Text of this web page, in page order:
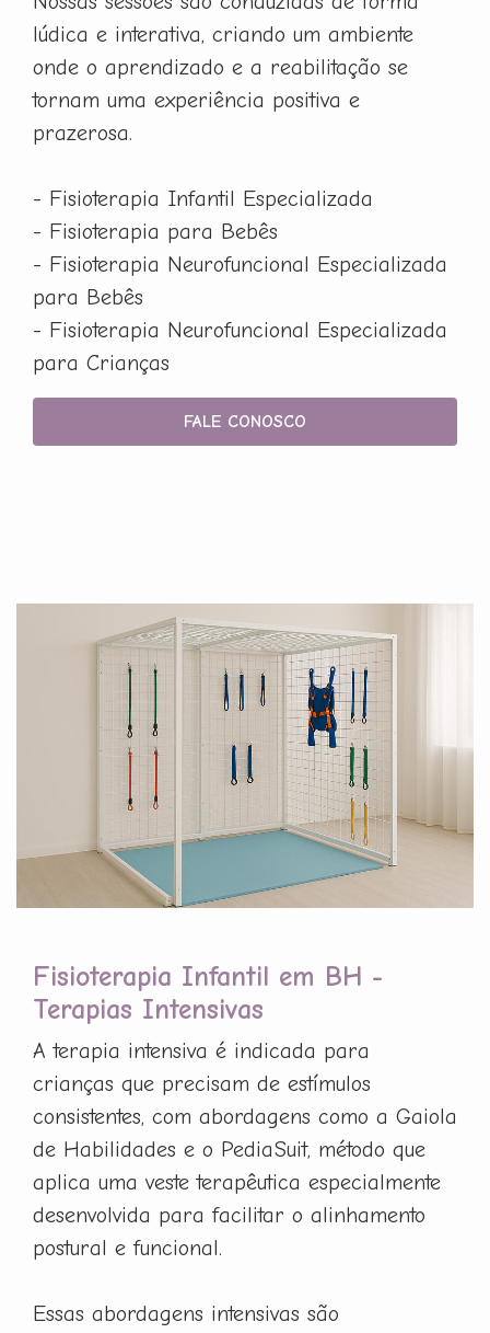
lúdica e interativa, criando um ambiente
onde o aprendizado e a reabilitação se
tornam uma experiência positiva e
prazerosa.
- Fisioterapia Infantil Especializada
- Fisioterapia para Bebês
- Fisioterapia Neurofuncional Especializada
para Bebês
- Fisioterapia Neurofuncional Especializada
para Crianças
FALE CONOSCO
Fisioterapia Infantil em BH -
Terapias Intensivas
A terapia intensiva é indicada para
crianças que precisam de estímulos
consistentes, com abordagens como a Gaiola
de Habilidades e o PediaSuit, método que
aplica uma veste terapêutica especialmente
desenvolvida para facilitar o alinhamento
postural e funcional.
Essas abordagens intensivas são